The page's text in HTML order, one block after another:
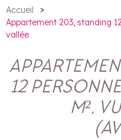
Accueil
>
Appartement 203, standing
vallée
12
M²,
(